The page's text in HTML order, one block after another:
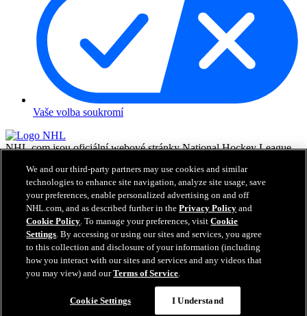
Vaše volba soukromí
NHL.com jsou oficiální webové stránky National Hockey League.
vlastnictvím NHL a příslušných klubů a nesmějí být reprodukovány
bez předchozího písemného souhlasu NHL Enterprises, L.P. © NHL
2026. Všechna práva vyhrazena. Všechny dresy týmů NHL
customizované jmény a čísly hráčů NHL jsou oficiálně licencované
NHL a NHLPA. Vodoznak Zamboni a konfigurace Zamboni ice
resurfacing machine jsou registrované obchodní známky Frank J.
Zamboni & Co., Inc.© Frank J. Zamboni & Co., Inc. 2026.
Všechna práva vyhrazena. Jakékoliv obchodní známky či copyright
jsou vlastnictvím příslušných majitelů. Všechna práva vyhrazena.
We and our third-party partners may use cookies and similar
technologies to enhance site navigation, analyze site usage, save
your preferences, enable personalized advertising on and off
NHL.com, and as described further in thePrivacy Policy and
Cookie Policy. To manage your preferences, visitCookie
Settings. By accessing or using our sites and services, you agree
to this collection and disclosure of your information (including
how you interact with our sites and services and any videos that
you may view) and ourTerms of Service.
Cookie Settings I Understand